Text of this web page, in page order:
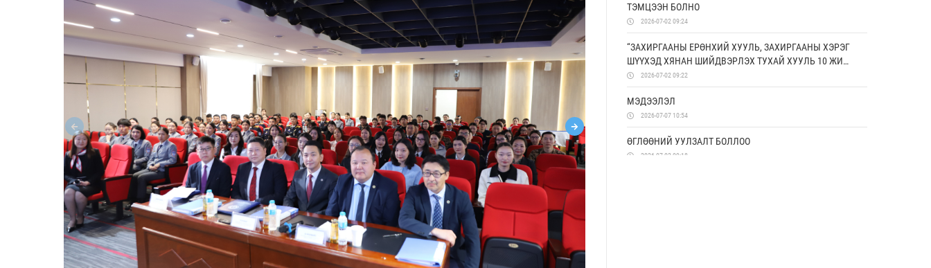
ТЭМЦЭЭН БОЛНО
2026-07-02 09:24
“ЗАХИРГААНЫ ЕРӨНХИЙ ХУУЛЬ, ЗАХИРГААНЫ ХЭРЭГ
ШҮҮХЭД ХЯНАН ШИЙДВЭРЛЭХ ТУХАЙ ХУУЛЬ 10 ЖИЛ:
ҮР ДҮН, ХЭТИЙН ЧИГ ХАНДЛАГА” СИМПОЗИУМААС
ГАРГАСАН ЗӨВЛӨМЖ
2026-07-02 09:22
МЭДЭЭЛЭЛ
2026-07-07 10:54
ӨГЛӨӨНИЙ УУЛЗАЛТ БОЛЛОО
2026-07-02 09:18